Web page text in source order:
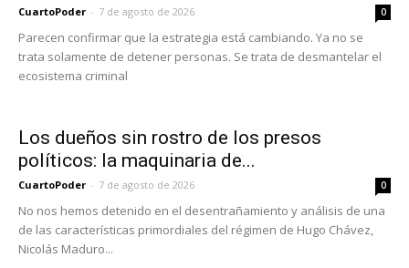
CuartoPoder - 7 de agosto de 2026 0
Parecen confirmar que la estrategia está cambiando. Ya no se
trata solamente de detener personas. Se trata de desmantelar el
ecosistema criminal
Los dueños sin rostro de los presos
políticos: la maquinaria de...
CuartoPoder - 7 de agosto de 2026 0
No nos hemos detenido en el desentrañamiento y análisis de una
de las características primordiales del régimen de Hugo Chávez,
Nicolás Maduro...